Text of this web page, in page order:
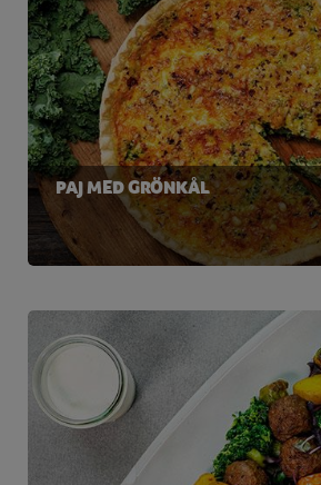
PAJ MED GRÖNKÅL